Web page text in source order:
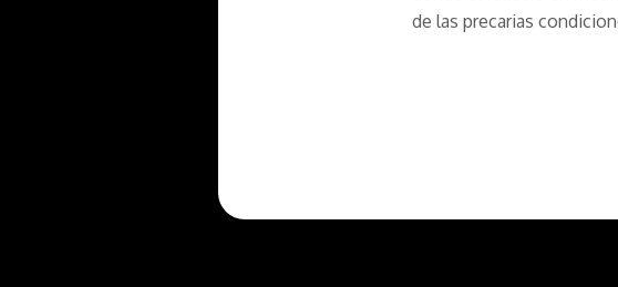
de las precarias